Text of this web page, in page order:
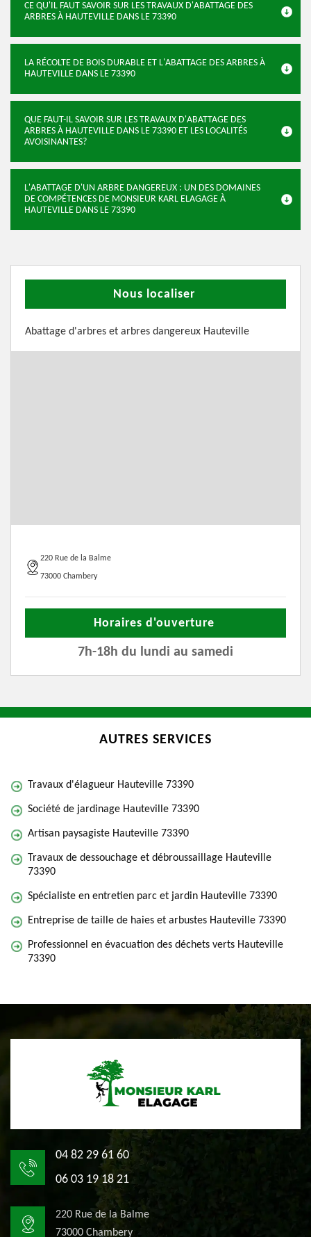
CE QU'IL FAUT SAVOIR SUR LES TRAVAUX D'ABATTAGE DES
ARBRES À HAUTEVILLE DANS LE 73390
LA RÉCOLTE DE BOIS DURABLE ET L'ABATTAGE DES ARBRES À
HAUTEVILLE DANS LE 73390
QUE FAUT-IL SAVOIR SUR LES TRAVAUX D'ABATTAGE DES
ARBRES À HAUTEVILLE DANS LE 73390 ET LES LOCALITÉS
AVOISINANTES?
L'ABATTAGE D'UN ARBRE DANGEREUX : UN DES DOMAINES
DE COMPÉTENCES DE MONSIEUR KARL ELAGAGE À
HAUTEVILLE DANS LE 73390
Nous localiser
Abattage d'arbres et arbres dangereux Hauteville
220 Rue de la Balme
73000 Chambery
Horaires d'ouverture
7h-18h du lundi au samedi
AUTRES SERVICES
Travaux d'élagueur Hauteville 73390
Société de jardinage Hauteville 73390
Artisan paysagiste Hauteville 73390
Travaux de dessouchage et débroussaillage Hauteville
73390
Spécialiste en entretien parc et jardin Hauteville 73390
Entreprise de taille de haies et arbustes Hauteville 73390
Professionnel en évacuation des déchets verts Hauteville
73390
04 82 29 61 60
06 03 19 18 21
220 Rue de la Balme
73000 Chambery